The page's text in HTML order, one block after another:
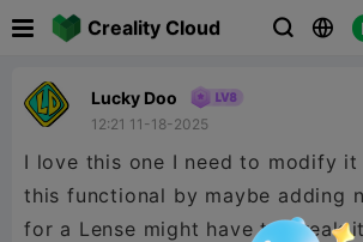
Creality Cloud  
Lucky Doo
12:21 11-18-2025
I love this one I need to modify it
this functional by maybe adding
for a Lense might have to break